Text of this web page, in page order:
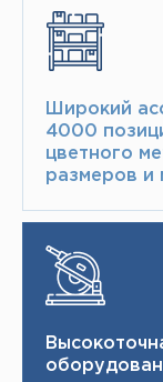
Широкий
4000
цветного
размеров и